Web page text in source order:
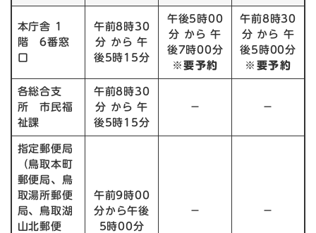
本庁舎 1
階 6番窓
口
午前8時30
分 から 午
後5時15分
午後5時00
分 から 午
後7時00分
※要予約
午前8時30
分 から 午
後5時00分
※要予約
各総合支
所 市民福
祉課
午前8時30
分 から 午
後5時15分
－ －
指定郵便局
（鳥取本町
郵便局、鳥
取湯所郵便
局、鳥取湖
山北郵便
午前9時00
分から午後
5時00分
－ －